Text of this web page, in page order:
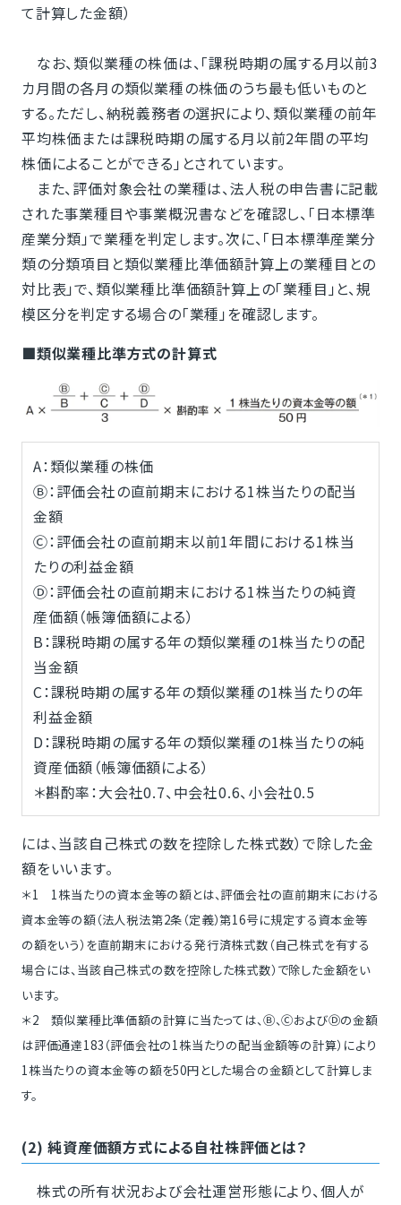
て計算した金額）
なお、類似業種の株価は、「課税時期の属する月以前3
カ月間の各月の類似業種の株価のうち最も低いものと
する。ただし、納税義務者の選択により、類似業種の前年
平均株価または課税時期の属する月以前2年間の平均
株価によることができる」とされています。
また、評価対象会社の業種は、法人税の申告書に記載
された事業種目や事業概況書などを確認し、「日本標準
産業分類」で業種を判定します。次に、「日本標準産業分
類の分類項目と類似業種比準価額計算上の業種目との
対比表」で、類似業種比準価額計算上の「業種目」と、規
模区分を判定する場合の「業種」を確認します。
■類似業種比準方式の計算式
A：類似業種の株価
Ⓑ：評価会社の直前期末における1株当たりの配当
金額
Ⓒ：評価会社の直前期末以前1年間における1株当
たりの利益金額
Ⓓ：評価会社の直前期末における1株当たりの純資
産価額（帳簿価額による）
B：課税時期の属する年の類似業種の1株当たりの配
当金額
C：課税時期の属する年の類似業種の1株当たりの年
利益金額
D：課税時期の属する年の類似業種の1株当たりの純
資産価額（帳簿価額による）
＊斟酌率：大会社0.7、中会社0.6、小会社0.5
には、当該自己株式の数を控除した株式数）で除した金
額をいいます。
＊1 1株当たりの資本金等の額とは、評価会社の直前期末における
資本金等の額（法人税法第2条（定義）第16号に規定する資本金等
の額をいう）を直前期末における発行済株式数（自己株式を有する
場合には、当該自己株式の数を控除した株式数）で除した金額をい
います。
＊2 類似業種比準価額の計算に当たっては、Ⓑ、ⒸおよびⒹの金額
は評価通達183（評価会社の1株当たりの配当金額等の計算）により
1株当たりの資本金等の額を50円とした場合の金額として計算しま
す。
(2) 純資産価額方式による自社株評価とは？
株式の所有状況および会社運営形態により、個人が